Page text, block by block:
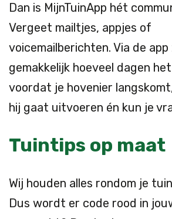
Dan is MijnTuinApp hét
Vergeet mailtjes, appjes of
voicemailberichten. Via de app
gemakkelijk hoeveel dagen
voordat je hovenier
hij gaat uitvoeren én kun je
Tuintips op maat
Wij houden alles rondom je
Dus wordt er code rood in